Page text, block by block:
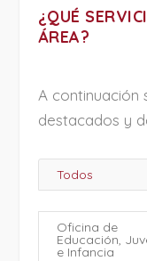
¿QUÉ
ÁREA?
A continuación
destacados y
Todos
Oficina de
Educación,
e Infancia